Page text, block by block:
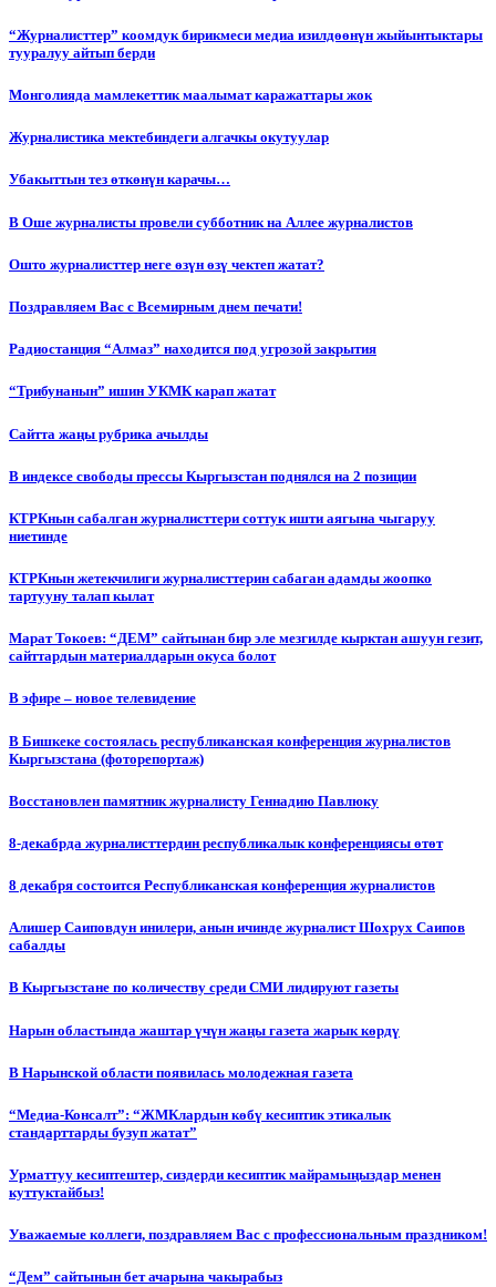
“Журналисттер” коомдук бирикмеси медиа изилдөөнүн жыйынтыктары
тууралуу айтып берди
Монголияда мамлекеттик маалымат каражаттары жок
Журналистика мектебиндеги алгачкы окутуулар
Убакыттын тез өткөнүн карачы…
В Оше журналисты провели субботник на Аллее журналистов
Ошто журналисттер неге өзүн өзү чектеп жатат?
Поздравляем Вас с Всемирным днем печати!
Радиостанция “Алмаз” находится под угрозой закрытия
“Трибунанын” ишин УКМК карап жатат
Сайтта жаңы рубрика ачылды
В индексе свободы прессы Кыргызстан поднялся на 2 позиции
КТРКнын сабалган журналисттери соттук ишти аягына чыгаруу
ниетинде
КТРКнын жетекчилиги журналисттерин сабаган адамды жоопко
тартууну талап кылат
Марат Токоев: “ДЕМ” сайтынан бир эле мезгилде кырктан ашуун гезит,
сайттардын материалдарын окуса болот
В эфире – новое телевидение
В Бишкеке состоялась республиканская конференция журналистов
Кыргызстана (фоторепортаж)
Восстановлен памятник журналисту Геннадию Павлюку
8-декабрда журналисттердин республикалык конференциясы өтөт
8 декабря состоится Республиканская конференция журналистов
Алишер Саиповдун инилери, анын ичинде журналист Шохрух Саипов
сабалды
В Кыргызстане по количеству среди СМИ лидируют газеты
Нарын областында жаштар үчүн жаңы газета жарык көрдү
В Нарынской области появилась молодежная газета
“Медиа-Консалт”: “ЖМКлардын көбү кесиптик этикалык
стандарттарды бузуп жатат”
Урматтуу кесиптештер, сиздерди кесиптик майрамыңыздар менен
куттуктайбыз!
Уважаемые коллеги, поздравляем Вас с профессиональным праздником!
“Дем” сайтынын бет ачарына чакырабыз